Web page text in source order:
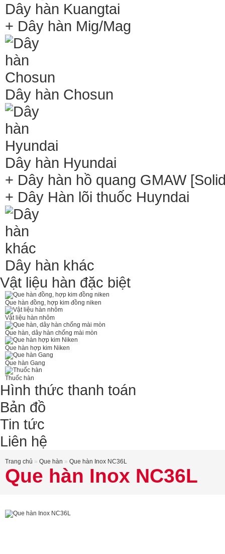
Dây hàn Kuangtai
+ Dây hàn Mig/Mag
Dây hàn Chosun
Dây hàn Hyundai
+ Dây hàn hồ quang GMAW
+ Dây Hàn lõi thuốc Huyndai
Dây hàn khác
Vật liệu hàn đặc biệt
Que hàn đồng, hợp kim đồng niken
Vật liệu hàn nhôm
Que hàn, dây hàn chống mài mòn
Que hàn hợp kim Niken
Que hàn Gang
Thuốc hàn
Hình thức thanh toán
Bản đồ
Tin tức
Liên hệ
Trang chủ » Que hàn » Que hàn Inox NC36L
Que hàn Inox NC36L